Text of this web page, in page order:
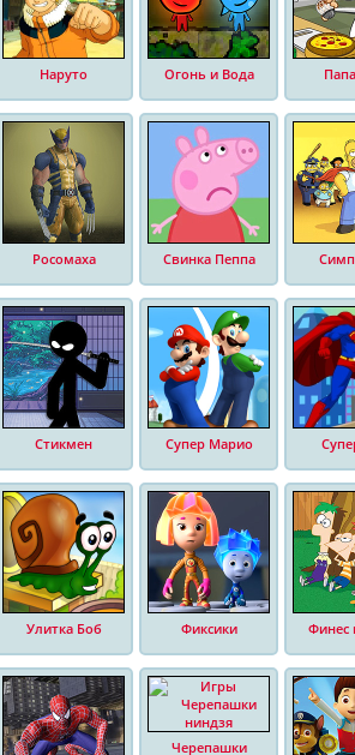
Наруто Огонь и Вода
Росомаха Свинка Пеппа
Стикмен Супер Марио
Улитка Боб Фиксики Финес
Черепашки